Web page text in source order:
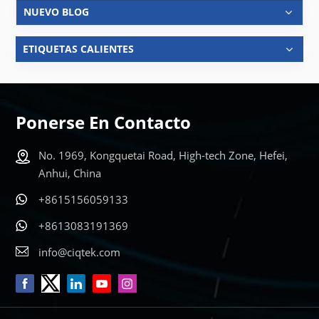
NUEVO BLOG
ETIQUETAS CALIENTES
Ponerse En Contacto
No. 1969, Kongquetai Road, High-tech Zone, Hefei,
Anhui, China
+8615156059133
+8613083191369
info@ciqtek.com